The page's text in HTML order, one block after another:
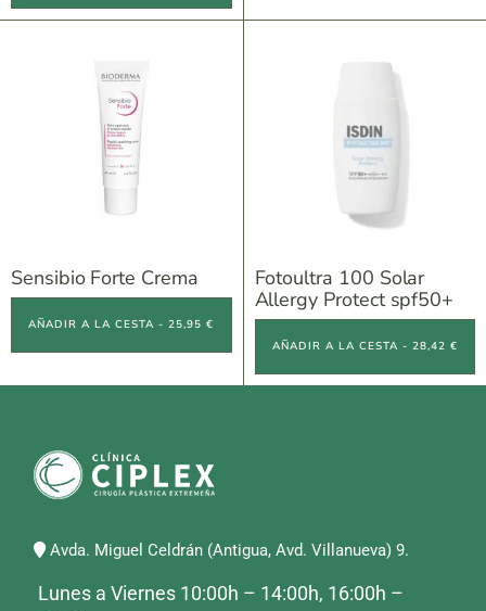
Sensibio Forte Crema
AÑADIR A LA CESTA - 25,95 €
Fotoultra 100 Solar
Allergy Protect spf50+
AÑADIR A LA CESTA - 28,42 €
Avda. Miguel Celdrán (Antigua, Avd. Villanueva) 9.
Lunes a Viernes 10:00h – 14:00h, 16:00h –